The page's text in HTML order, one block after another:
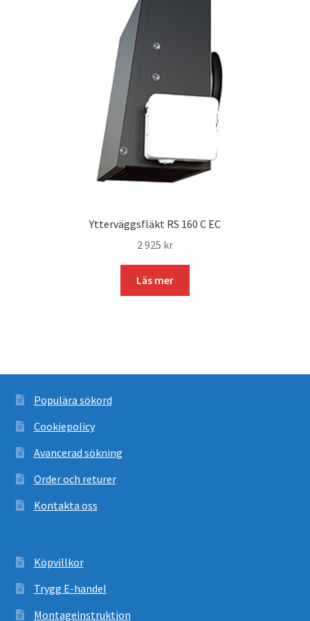
Ytterväggsfläkt RS 160 C EC
2 925 kr
Läs mer
Populära sökord
Cookiepolicy
Avancerad sökning
Order och returer
Kontakta oss
Köpvillkor
Trygg E-handel
Montageinstruktion